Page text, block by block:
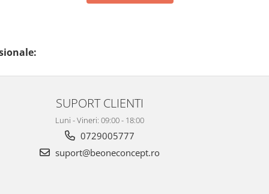
SUPORT CLIENTI
Luni - Vineri: 09:00 - 18:00
0729005777
suport@beoneconcept.ro